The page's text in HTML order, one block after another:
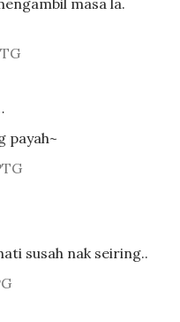
masa la.
payah~
susah nak seiring..